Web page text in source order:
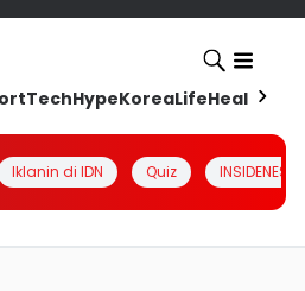
TechHypeKoreaLifeHealth
Iklanin di IDN Quiz INSIDENESIA